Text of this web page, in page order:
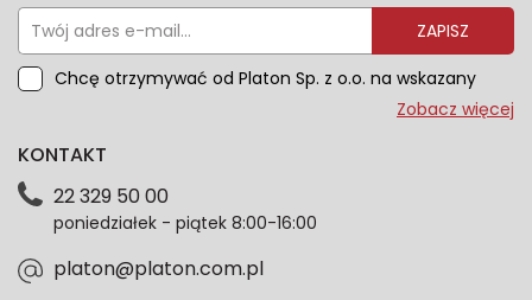
ZAPISZ
Chcę otrzymywać od Platon Sp. z o.o. na wskazany
przeze mnie adres e-mail informacje marketingowe
dotyczące danych osobowych znajdziesz w naszej
każdym czasie. Wycofanie zgody nie wpłynie na
zgodność z prawem przetwarzania dokonanego przed
Zobacz więcej
KONTAKT
22 329 50 00
poniedziałek - piątek 8:00-16:00
platon@platon.com.pl